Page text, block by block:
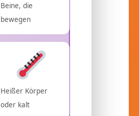
Beine, die
bewegen
Heißer Körper
oder kalt